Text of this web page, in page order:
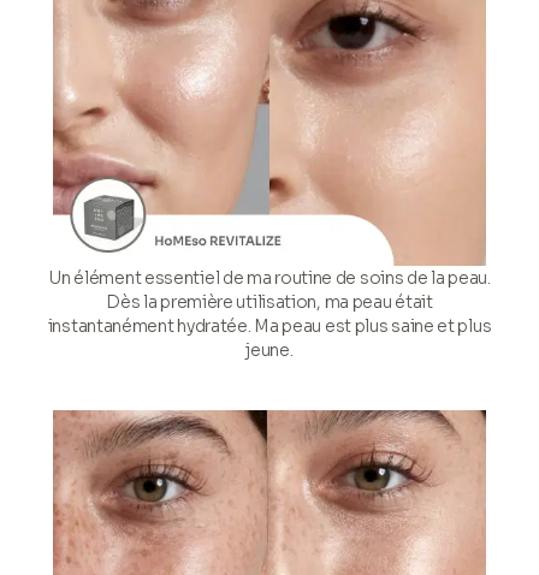
Un élément essentiel de ma routine de soins de la peau.
Dès la première utilisation, ma peau était
instantanément hydratée. Ma peau est plus saine et plus
jeune.